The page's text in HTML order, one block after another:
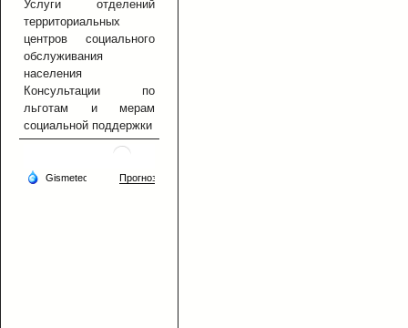
Услуги отделений
территориальных
центров социального
обслуживания
населения
Консультации по
льготам и мерам
социальной поддержки